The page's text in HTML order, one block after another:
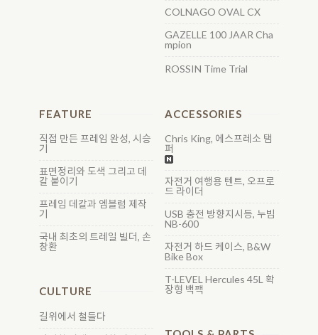
COLNAGO OVAL CX
GAZELLE 100 JAAR Cha
mpion
ROSSIN Time Trial
FEATURE
직접 만든 프레임 완성, 시승
기
표면정리와 도색 그리고 데
칼 붙이기
프레임 데칼과 엠블럼 제작
기
국내 최초의 트레일 빌더, 손
창환
CULTURE
길위에서 철들다
ACCESSORIES
Chris King, 에스프레소 탬
퍼
자전거 여행용 텐트, 오프로
드 라이더
USB 충전 방향지시등, 누빔
NB-600
자전거 하드 케이스, B&W
Bike Box
T-LEVEL Hercules 45L 확
장형 백팩